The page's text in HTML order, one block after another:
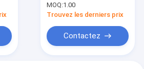
MOQ:1.00
Trouvez les derniers prix
Contactez